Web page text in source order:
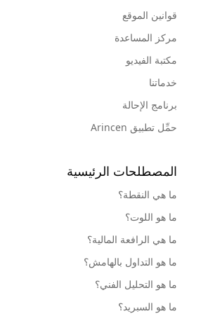
قوانين الموقع
مركز المساعدة
مكتبة الفيديو
خدماتنا
برنامج الإحالة
حمِّل تطبيق Arincen
المصطلحات الرئيسية
ما هي النقطة؟
ما هو اللوت؟
ما هي الرافعة المالية؟
ما هو التداول بالهامش؟
ما هو التحليل الفني؟
ما هو السبريد؟